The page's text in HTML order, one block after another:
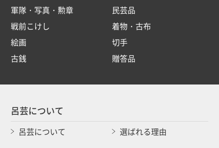
軍隊・写真・勲章
民芸品
戦前こけし
着物・古布
絵画
切手
古銭
贈答品
呂芸について
呂芸について 選ばれる理由